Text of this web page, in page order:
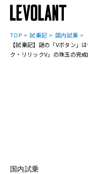
TOP 試乗記
国内試乗
【試乗記】謎の「Vボタン」
ク・リリックV」の珠玉の完
国内試乗